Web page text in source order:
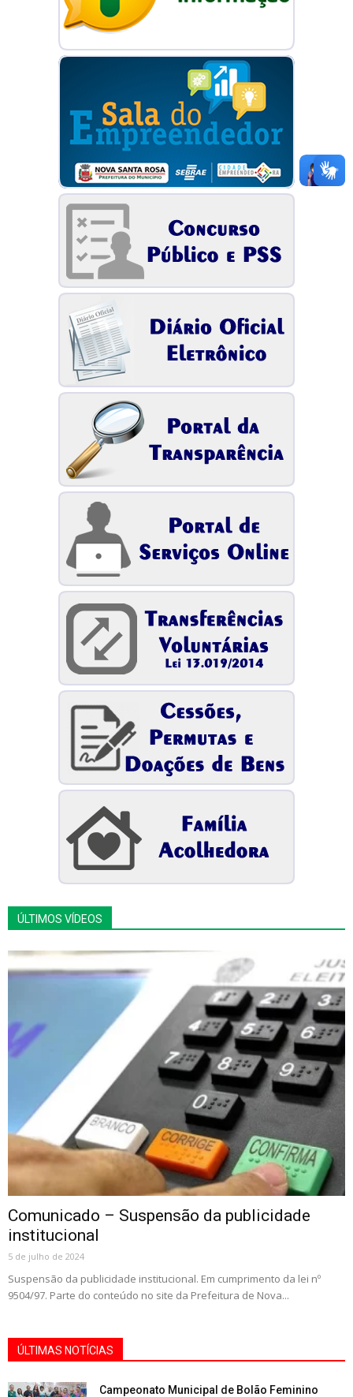
ÚLTIMOS VÍDEOS
Comunicado – Suspensão da publicidade
institucional
5 de julho de 2024
Suspensão da publicidade institucional. Em cumprimento da lei nº
9504/97. Parte do conteúdo no site da Prefeitura de Nova...
ÚLTIMAS NOTÍCIAS
Campeonato Municipal de Bolão Feminino